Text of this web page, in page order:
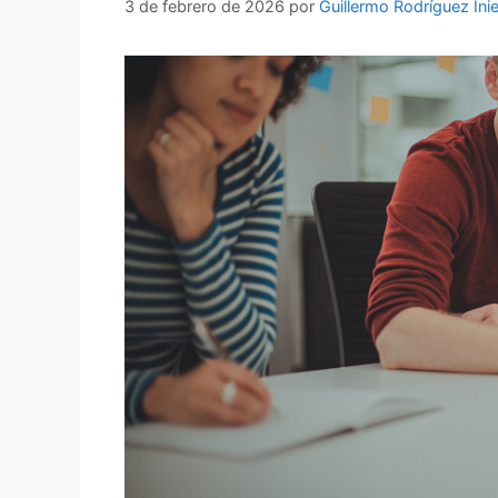
3 de febrero de 2026 por Guillermo Rodríguez